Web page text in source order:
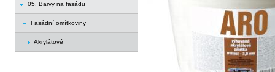
05. Barvy na fasádu
Fasádní omítkoviny
Akrylátové